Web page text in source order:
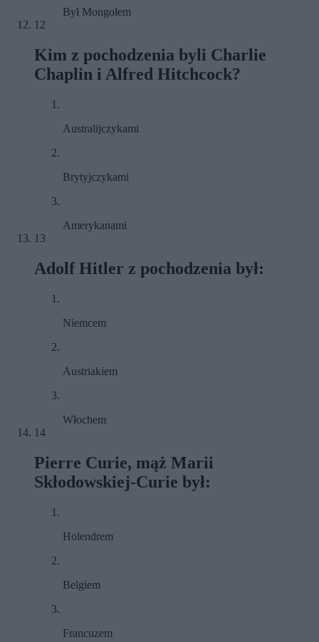
Był Mongołem
12
Kim z pochodzenia byli Charlie
Chaplin i Alfred Hitchcock?
Australijczykami
Brytyjczykami
Amerykanami
13
Adolf Hitler z pochodzenia był:
Niemcem
Austriakiem
Włochem
14
Pierre Curie, mąż Marii
Skłodowskiej-Curie był:
Holendrem
Belgiem
Francuzem